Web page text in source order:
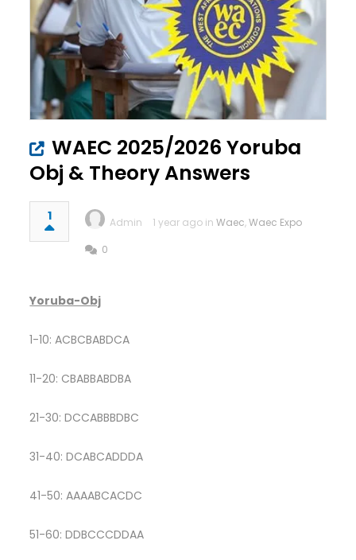
WAEC 2025/2026 Yoruba
Obj & Theory Answers
1 Admin 1 year ago inWaec,Waec Expo
0
Yoruba-Obj
1-10: ACBCBABDCA
11-20: CBABBABDBA
21-30: DCCABBBDBC
31-40: DCABCADDDA
41-50: AAAABCACDC
51-60: DDBCCCDDAA